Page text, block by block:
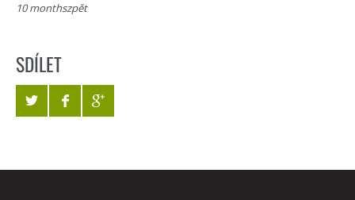
10 monthszpět
SDÍLET